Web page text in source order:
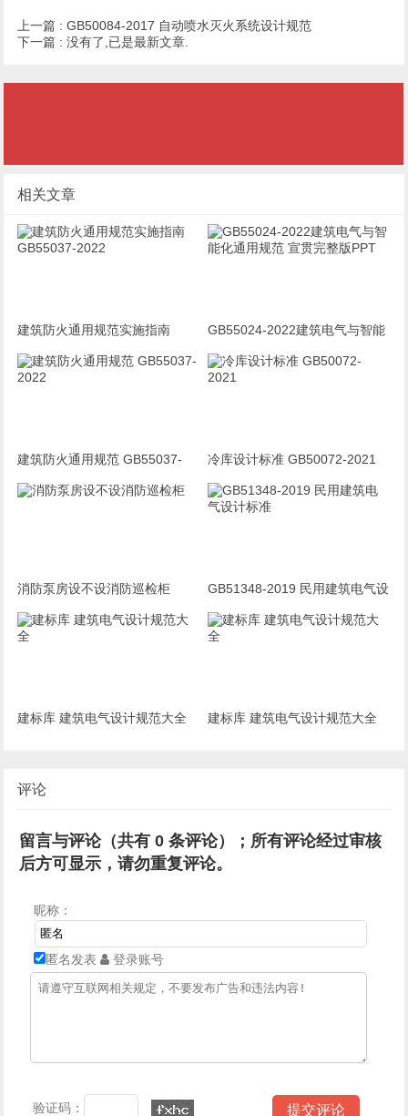
上一篇 : GB50084-2017 自动喷水灭火系统设计规范
下一篇 : 没有了,已是最新文章.
相关文章
建筑防火通用规范实施指南
GB55037-2022
GB55024-2022建筑电气与智能
化通用规范 宣贯完整版PPT
建筑防火通用规范 GB55037-
2022
冷库设计标准 GB50072-2021
消防泵房设不设消防巡检柜
GB51348-2019 民用建筑电气设
计标准
建标库 建筑电气设计规范大全 建标库 建筑电气设计规范大全
评论
留言与评论（共有0 条评论）；所有评论经过审核
后方可显示，请勿重复评论。
昵称：
匿名发表 登录账号
验证码：